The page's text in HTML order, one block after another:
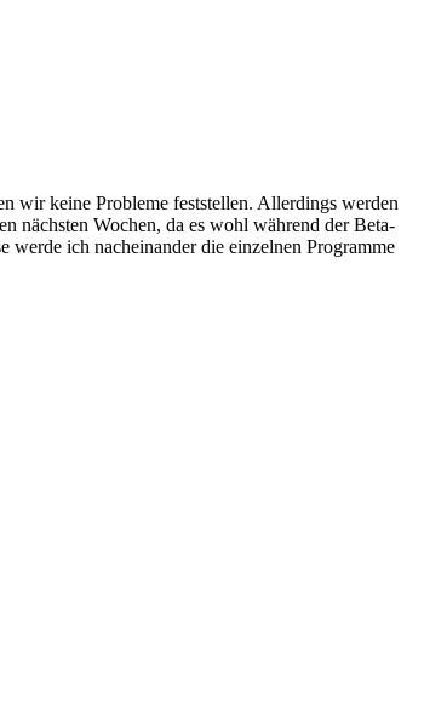
wir keine Probleme feststellen. Allerdings werden
nächsten Wochen, da es wohl während der Beta-
werde ich nacheinander die einzelnen Programme